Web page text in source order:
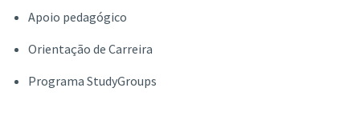
Apoio pedagógico
Orientação de Carreira
Programa StudyGroups